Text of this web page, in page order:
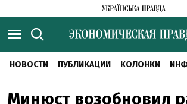
НОВОСТИ ПУБЛИКАЦИИ КОЛОНКИ
Минюст возобновил